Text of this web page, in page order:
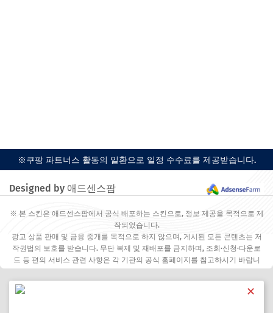
※쿠팡 파트너스 활동의 일환으로 일정 수수료를 제공받습니다.
Designed by 애드센스팜
※ 본 스킨은 애드센스팜에서 공식 배포하는 스킨으로, 정보 제공을 목적으로 제
작되었습니다.
광고 상품 판매 및 금융 중개를 목적으로 하지 않으며, 게시된 모든 콘텐츠는 저
작권법의 보호를 받습니다. 무단 복제 및 재배포를 금지하며, 조회·신청·다운로
드 등 편의 서비스 관련 사항은 각 기관의 공식 홈페이지를 참고하시기 바랍니
✕